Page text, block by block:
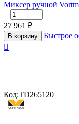
Миксер ручной
+
−
27 961 ₽
В корзину
Быстрое

Код:TD265120